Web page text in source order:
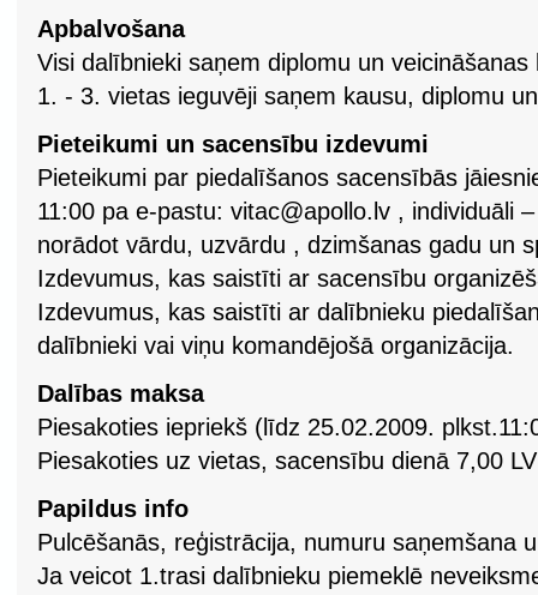
Apbalvošana
Visi dalībnieki saņem diplomu un veicināšanas
1. - 3. vietas ieguvēji saņem kausu, diplomu
Pieteikumi un sacensību izdevumi
Pieteikumi par piedalīšanos sacensībās
11:00 pa e-pastu: vitac@apollo.lv , individuāli
norādot vārdu, uzvārdu , dzimšanas gadu un
Izdevumus, kas saistīti ar sacensību
Izdevumus, kas saistīti ar dalībnieku
dalībnieki vai viņu komandējošā organizācija.
Dalības maksa
Piesakoties iepriekš (līdz 25.02.2009.
Piesakoties uz vietas, sacensību dienā 7,00
Papildus info
Pulcēšanās, reģistrācija, numuru saņemšana
Ja veicot 1.trasi dalībnieku piemeklē